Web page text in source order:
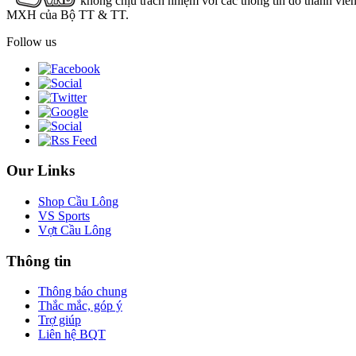
MXH của Bộ TT & TT.
Follow us
Our Links
Shop Cầu Lông
VS Sports
Vợt Cầu Lông
Thông tin
Thông báo chung
Thắc mắc, góp ý
Trợ giúp
Liên hệ BQT